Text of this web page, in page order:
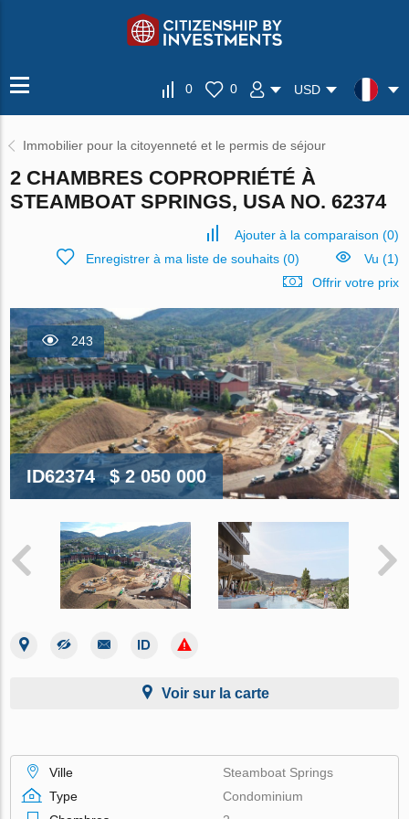
0 0 USD
Immobilier pour la citoyenneté et le permis de séjour
2 CHAMBRES COPROPRIÉTÉ À
STEAMBOAT SPRINGS, USA NO. 62374
Ajouter à la comparaison (0)
Enregistrer à ma liste de souhaits(0)
Vu (1)
Offrir votre prix
243
ID62374 $ 2 050 000
Voir sur la carte
Ville
Steamboat Springs
Type
Condominium